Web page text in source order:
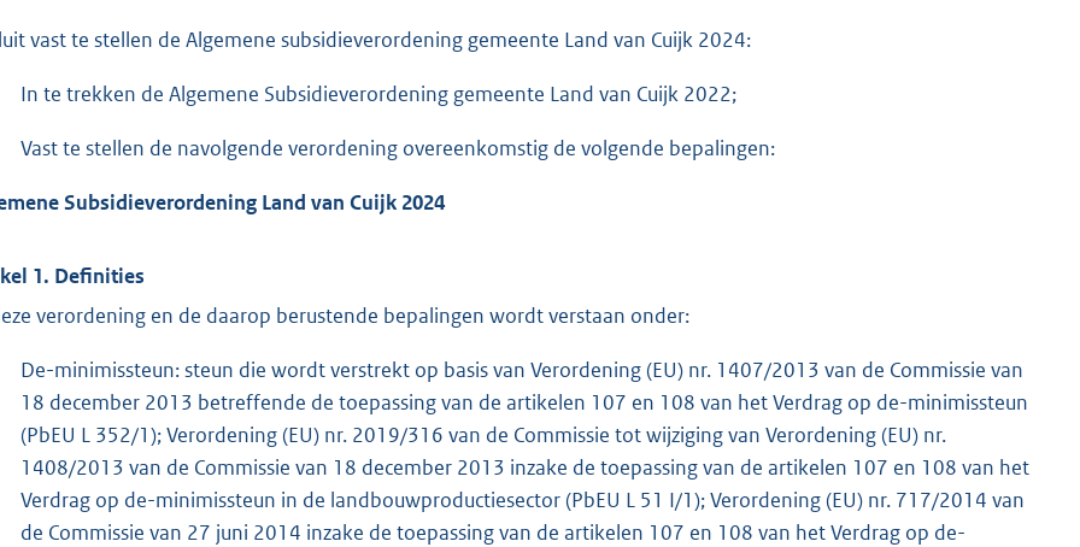
vast te stellen de Algemene subsidieverordening gemeente Land van Cuijk 2024:
In te trekken de Algemene Subsidieverordening gemeente Land van Cuijk 2022;
Vast te stellen de navolgende verordening overeenkomstig de volgende bepalingen:
Subsidieverordening Land van Cuijk 2024
1. Definities
verordening en de daarop berustende bepalingen wordt verstaan onder:
De-minimissteun: steun die wordt verstrekt op basis van Verordening (EU) nr. 1407/2013 van de Commissie van
18 december 2013 betreffende de toepassing van de artikelen 107 en 108 van het Verdrag op de-minimissteun
(PbEU L 352/1); Verordening (EU) nr. 2019/316 van de Commissie tot wijziging van Verordening (EU) nr.
1408/2013 van de Commissie van 18 december 2013 inzake de toepassing van de artikelen 107 en 108 van het
Verdrag op de-minimissteun in de landbouwproductiesector (PbEU L 51 I/1); Verordening (EU) nr. 717/2014 van
de Commissie van 27 juni 2014 inzake de toepassing van de artikelen 107 en 108 van het Verdrag op de-